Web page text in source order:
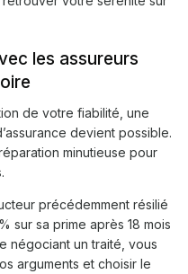
les assureurs
de votre fiabilité, une
devient possible.
minutieuse pour
précédemment résilié
sur sa prime après 18 mois
négociant un traité, vous
arguments et choisir le